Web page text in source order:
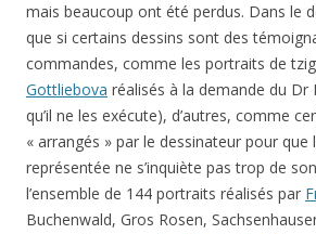
mais beaucoup ont été perdus. Dans le
que si certains dessins sont des
commandes, comme les portraits de
Gottliebova réalisés à la demande du
qu’il ne les exécute), d’autres, comme
« arrangés » par le dessinateur pour que
représentée ne s’inquiète pas trop de
l’ensemble de 144 portraits réalisés par
Buchenwald, Gros Rosen,